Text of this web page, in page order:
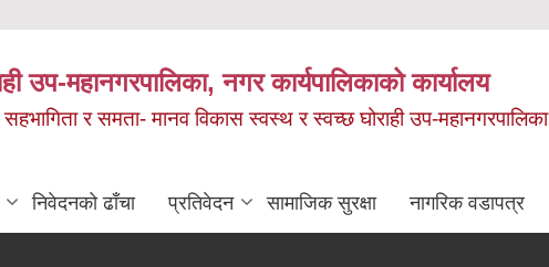
उप-महानगरपालिका, नगर कार्यपालिकाको कार्यालय
सहभागिता र समता- मानव विकास स्वस्थ र स्वच्छ घोराही उप-महानगरपालिका
निवेदनको ढाँचा प्रतिवेदन सामाजिक सुरक्षा नागरिक वडापत्र